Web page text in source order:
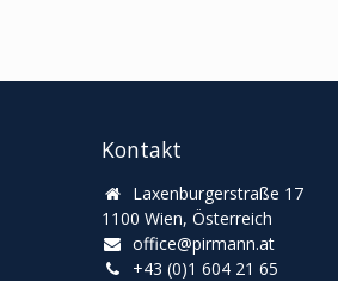
Kontakt
Laxenburgerstraße 17
1100 Wien, Österreich
office@pirmann.at
+43 (0)1 604 21 65